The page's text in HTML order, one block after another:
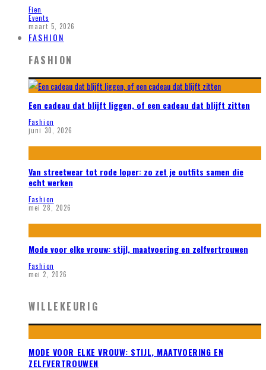
Fien
Events
maart 5, 2026
FASHION
FASHION
Een cadeau dat blijft liggen, of een cadeau dat blijft zitten
Fashion
juni 30, 2026
Van streetwear tot rode loper: zo zet je outfits samen die
echt werken
Fashion
mei 28, 2026
Mode voor elke vrouw: stijl, maatvoering en zelfvertrouwen
Fashion
mei 2, 2026
WILLEKEURIG
MODE VOOR ELKE VROUW: STIJL, MAATVOERING EN
ZELFVERTROUWEN